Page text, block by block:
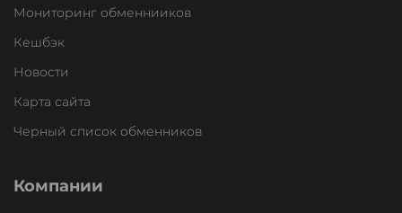
Мониторинг обменнииков
Кешбэк
Новости
Карта сайта
Черный список обменников
Компании